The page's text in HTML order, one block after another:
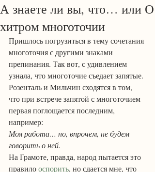
А знаете ли вы, что… или О
хитром многоточии
Пришлось погрузиться в тему сочетания
многоточия с другими знаками
препинания. Так вот, с удивлением
узнала, что многоточие съедает запятые.
Розенталь и Мильчин сходятся в том,
что при встрече запятой с многоточием
первая поглощается последним,
например:
Моя работа… но, впрочем, не будем
говорить о ней.
На Грамоте, правда, народ пытается это
правило оспорить, но сдается мне, что